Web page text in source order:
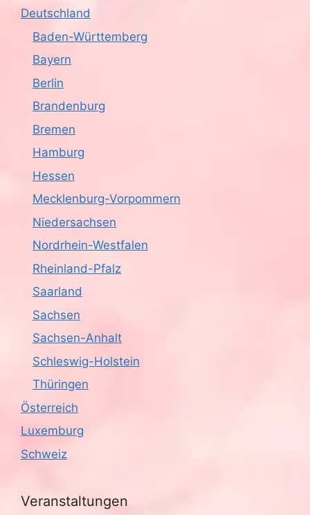
Deutschland
Baden-Württemberg
Bayern
Berlin
Brandenburg
Bremen
Hamburg
Hessen
Mecklenburg-Vorpommern
Niedersachsen
Nordrhein-Westfalen
Rheinland-Pfalz
Saarland
Sachsen
Sachsen-Anhalt
Schleswig-Holstein
Thüringen
Österreich
Luxemburg
Schweiz
Veranstaltungen